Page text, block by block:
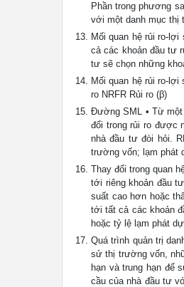
Phần trong phương
với một danh mục thị
Mối quan hệ rủi ro-
cả các khoản đầu tư
tư sẽ chọn những
Mối quan hệ rủi ro-
ro NRFR Rủi ro (β)
Đường SML • Từ
đổi trong rủi ro được
nhà đầu tư đòi hỏi.
trường vốn; lạm phát
Thay đổi trong quan
tới riêng khoản đầu
suất cao hơn hoặc
tới tất cả các khoản
hoặc tỷ lệ lạm phát
Quá trình quản trị
sử thị trường vốn,
hạn và trung hạn để
cầu của nhà đầu tư